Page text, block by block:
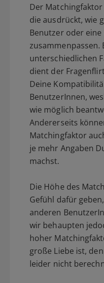
Der
die ausdrückt, wie
Benutzer oder
zusammenpassen.
unterschiedlichen
dient der
Deine
BenutzerInnen,
wie möglich
Andererseits
Matchingfaktor
je mehr Angaben
machst.
Die Höhe des
Gefühl dafür
anderen
wir behaupten
hoher
große Liebe ist,
leider nicht